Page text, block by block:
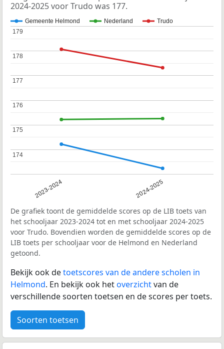
2024-2025 voor Trudo was 177.
Gemeente Helmond Nederland Trudo
2023-2024 2024-2025
174
174
175
175
176
176
177
177
178
178
179
179
De grafiek toont de gemiddelde scores op de LIB toets van
het schooljaar 2023-2024 tot en met schooljaar 2024-2025
voor Trudo. Bovendien worden de gemiddelde scores op de
LIB toets per schooljaar voor de Helmond en Nederland
getoond.
Bekijk ook detoetscores van de andere scholen in
Helmond. En bekijk ook hetoverzichtvan de
verschillende soorten toetsen en de scores per toets.
Soorten toetsen